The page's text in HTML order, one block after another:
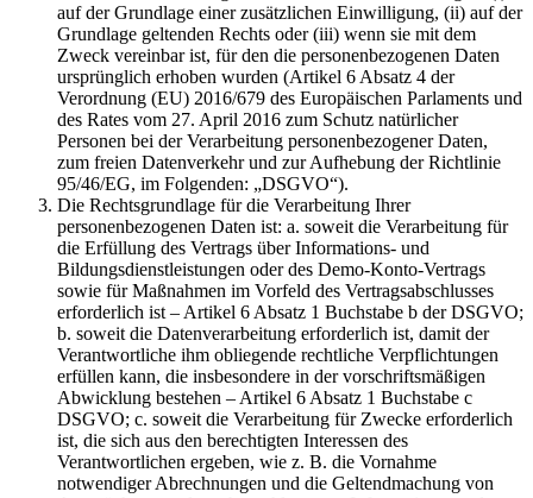
auf der Grundlage einer zusätzlichen Einwilligung, (ii) auf der
Grundlage geltenden Rechts oder (iii) wenn sie mit dem
Zweck vereinbar ist, für den die personenbezogenen Daten
ursprünglich erhoben wurden (Artikel 6 Absatz 4 der
Verordnung (EU) 2016/679 des Europäischen Parlaments und
des Rates vom 27. April 2016 zum Schutz natürlicher
Personen bei der Verarbeitung personenbezogener Daten,
zum freien Datenverkehr und zur Aufhebung der Richtlinie
95/46/EG, im Folgenden: „DSGVO“).
Die Rechtsgrundlage für die Verarbeitung Ihrer
personenbezogenen Daten ist: a. soweit die Verarbeitung für
die Erfüllung des Vertrags über Informations- und
Bildungsdienstleistungen oder des Demo-Konto-Vertrags
sowie für Maßnahmen im Vorfeld des Vertragsabschlusses
erforderlich ist – Artikel 6 Absatz 1 Buchstabe b der DSGVO;
b. soweit die Datenverarbeitung erforderlich ist, damit der
Verantwortliche ihm obliegende rechtliche Verpflichtungen
erfüllen kann, die insbesondere in der vorschriftsmäßigen
Abwicklung bestehen – Artikel 6 Absatz 1 Buchstabe c
DSGVO; c. soweit die Verarbeitung für Zwecke erforderlich
ist, die sich aus den berechtigten Interessen des
Verantwortlichen ergeben, wie z. B. die Vornahme
notwendiger Abrechnungen und die Geltendmachung von